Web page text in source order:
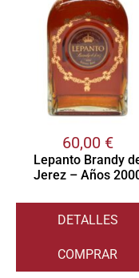
60,00 €
Lepanto Brandy
Jerez – Años
DETALLES
COMPRAR